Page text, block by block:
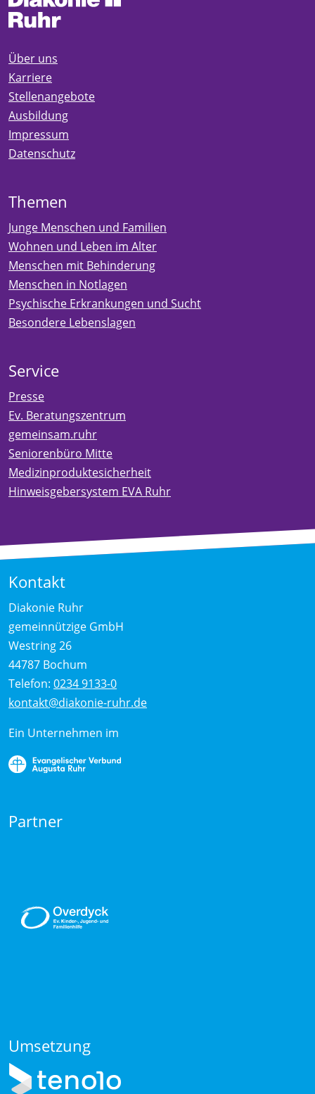
Über uns
Karriere
Stellenangebote
Ausbildung
Impressum
Datenschutz
Themen
Junge Menschen und Familien
Wohnen und Leben im Alter
Menschen mit Behinderung
Menschen in Notlagen
Psychische Erkrankungen und Sucht
Besondere Lebenslagen
Service
Presse
Ev. Beratungszentrum
gemeinsam.ruhr
Seniorenbüro Mitte
Medizinproduktesicherheit
Hinweisgebersystem EVA Ruhr
Kontakt
Diakonie Ruhr
gemeinnützige GmbH
Westring 26
44787 Bochum
Telefon: 0234 9133-0
kontakt@diakonie-ruhr.de
Ein Unternehmen im
Partner
Umsetzung